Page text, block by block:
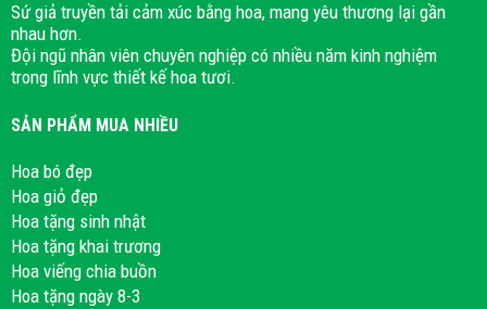
Sứ giả truyền tải cảm xúc bằng hoa, mang yêu thương lại gần
nhau hơn.
Đội ngũ nhân viên chuyên nghiệp có nhiều năm kinh nghiệm
trong lĩnh vực thiết kế hoa tươi.
SẢN PHẨM MUA NHIỀU
Hoa bó đẹp
Hoa giỏ đẹp
Hoa tặng sinh nhật
Hoa tặng khai trương
Hoa viếng chia buồn
Hoa tặng ngày 8-3